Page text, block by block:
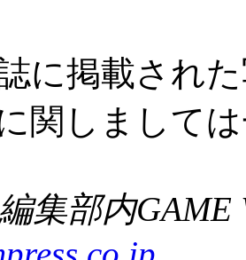
に掲載され
関しまして
集部内GAME